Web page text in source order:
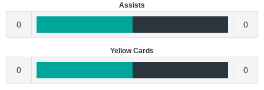
Assists
0 0
Yellow Cards
0 0